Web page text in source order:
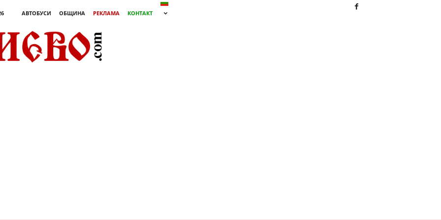
АВТОБУСИ ОБЩИНА РЕКЛАМА
КОНТАКТ